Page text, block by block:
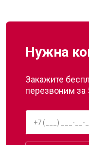
Нужна
Закажите
перезвоним за